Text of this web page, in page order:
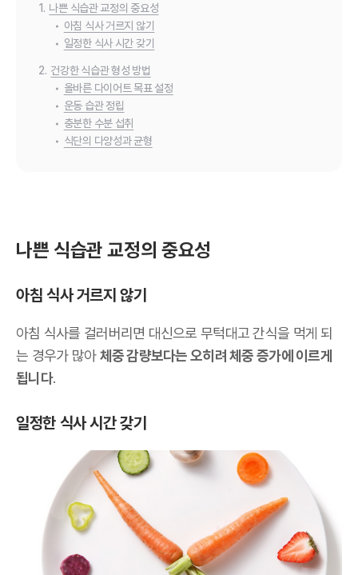
1. 나쁜 식습관 교정의 중요성
• 아침 식사 거르지 않기
• 일정한 식사 시간 갖기
2. 건강한 식습관 형성 방법
• 올바른 다이어트 목표 설정
• 운동 습관 정립
• 충분한 수분 섭취
• 식단의 다양성과 균형
나쁜 식습관 교정의 중요성
아침 식사 거르지 않기
아침 식사를 걸러버리면 대신으로 무턱대고 간식을 먹게 되
는 경우가 많아체중 감량보다는 오히려 체중 증가에 이르게
됩니다.
일정한 식사 시간 갖기